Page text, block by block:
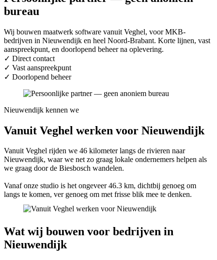
bureau
Wij bouwen maatwerk software vanuit Veghel, voor MKB-
bedrijven in Nieuwendijk en heel Noord-Brabant. Korte lijnen, vast
aanspreekpunt, en doorlopend beheer na oplevering.
✓ Direct contact
✓ Vast aanspreekpunt
✓ Doorlopend beheer
Nieuwendijk kennen we
Vanuit Veghel werken voor Nieuwendijk
Vanuit Veghel rijden we 46 kilometer langs de rivieren naar
Nieuwendijk, waar we net zo graag lokale ondernemers helpen als
we graag door de Biesbosch wandelen.
Vanaf onze studio is het ongeveer 46.3 km, dichtbij genoeg om
langs te komen, ver genoeg om met frisse blik mee te denken.
Wat wij bouwen voor bedrijven in
Nieuwendijk